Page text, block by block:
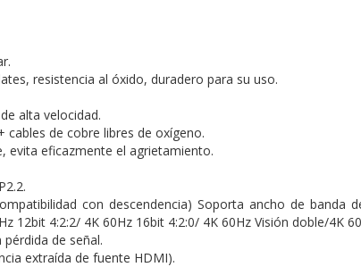
resistencia al óxido, duradero para su uso.
alta velocidad.
cables de cobre libres de oxígeno.
evita eficazmente el agrietamiento.
con descendencia) Soporta ancho de banda
12bit 4:2:2/ 4K 60Hz 16bit 4:2:0/ 4K 60Hz Visión doble/4K
de señal.
extraída de fuente HDMI).